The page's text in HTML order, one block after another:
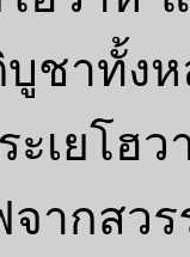
ติบูชา
เยโฮ
ากสว